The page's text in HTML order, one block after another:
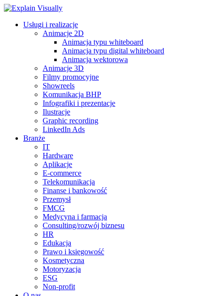
Usługi i realizacje
Animacje 2D
Animacja typu whiteboard
Animacja typu digital whiteboard
Animacja wektorowa
Animacje 3D
Filmy promocyjne
Showreels
Komunikacja BHP
Infografiki i prezentacje
Ilustracje
Graphic recording
LinkedIn Ads
Branże
IT
Hardware
Aplikacje
E-commerce
Telekomunikacja
Finanse i bankowość
Przemysł
FMCG
Medycyna i farmacja
Consulting/rozwój biznesu
HR
Edukacja
Prawo i księgowość
Kosmetyczna
Motoryzacja
ESG
Non-profit